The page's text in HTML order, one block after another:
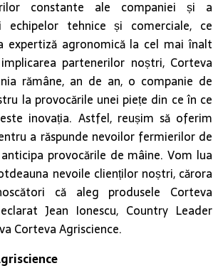
constante ale companiei și a
echipelor tehnice și comerciale, ce
expertiză agronomică la cel mai înalt
partenerilor noștri, Corteva
rămâne, an de an, o companie de
la provocările unei piețe din ce în ce
inovația. Astfel, reușim să oferim
a răspunde nevoilor fermierilor de
provocările de mâine. Vom lua
nevoile clienților noștri, cărora
că aleg produsele Corteva
Jean Ionescu, Country Leader
Corteva Agriscience.